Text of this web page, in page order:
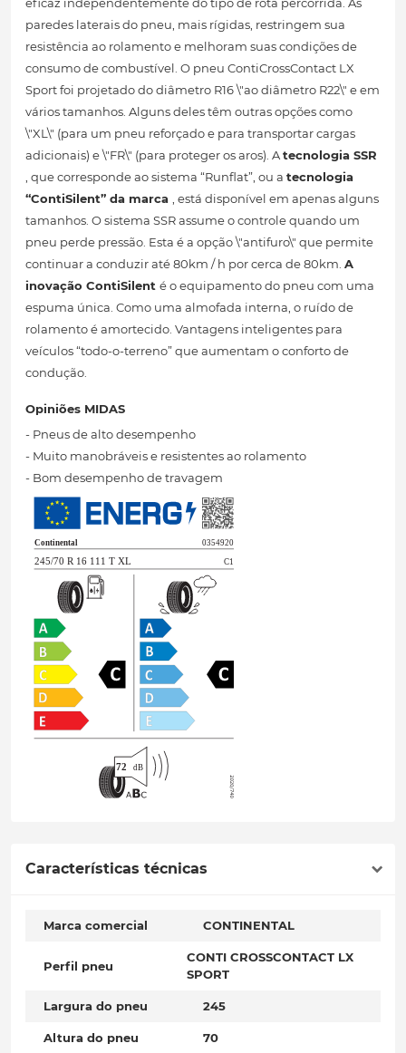
eficaz independentemente do tipo de rota percorrida. As
paredes laterais do pneu, mais rígidas, restringem sua
resistência ao rolamento e melhoram suas condições de
consumo de combustível. O pneu ContiCrossContact LX
Sport foi projetado do diâmetro R16 \"ao diâmetro R22\" e em
vários tamanhos. Alguns deles têm outras opções como
\"XL\" (para um pneu reforçado e para transportar cargas
adicionais) e \"FR\" (para proteger os aros). Atecnologia SSR
, que corresponde ao sistema “Runflat”, ou a tecnologia
“ContiSilent” da marca , está disponível em apenas alguns
tamanhos. O sistema SSR assume o controle quando um
pneu perde pressão. Esta é a opção \"antifuro\" que permite
continuar a conduzir até 80km / h por cerca de 80km. A
inovação ContiSilent é o equipamento do pneu com uma
espuma única. Como uma almofada interna, o ruído de
rolamento é amortecido. Vantagens inteligentes para
veículos “todo-o-terreno” que aumentam o conforto de
condução.
Opiniões MIDAS
- Pneus de alto desempenho
- Muito manobráveis ​​e resistentes ao rolamento
- Bom desempenho de travagem
Características técnicas
Marca comercial CONTINENTAL
Perfil pneu
CONTI CROSSCONTACT LX
SPORT
Largura do pneu 245
Altura do pneu 70